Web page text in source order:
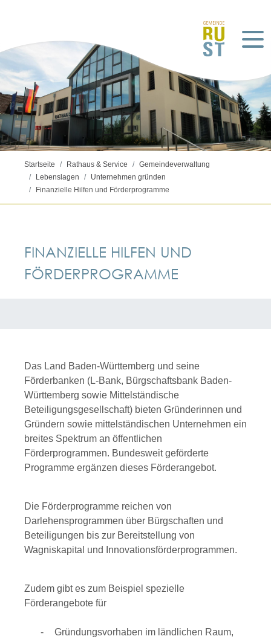
Startseite Rathaus & Service
Gemeindeverwaltung
Lebenslagen
Unternehmen gründen
Finanzielle Hilfen und Förderprogramme
FINANZIELLE HILFEN UND
FÖRDERPROGRAMME
Das Land Baden-Württemberg und seine
Förderbanken (L-Bank, Bürgschaftsbank Baden-
Württemberg sowie Mittelständische
Beteiligungsgesellschaft) bieten Gründerinnen und
Gründern sowie mittelständischen Unternehmen ein
breites Spektrum an öffentlichen
Förderprogrammen. Bundesweit geförderte
Programme ergänzen dieses Förderangebot.
Die Förderprogramme reichen von
Darlehensprogrammen über Bürgschaften und
Beteiligungen bis zur Bereitstellung von
Wagniskapital und Innovationsförderprogrammen.
Zudem gibt es zum Beispiel spezielle
Förderangebote für
Gründungsvorhaben im ländlichen Raum,